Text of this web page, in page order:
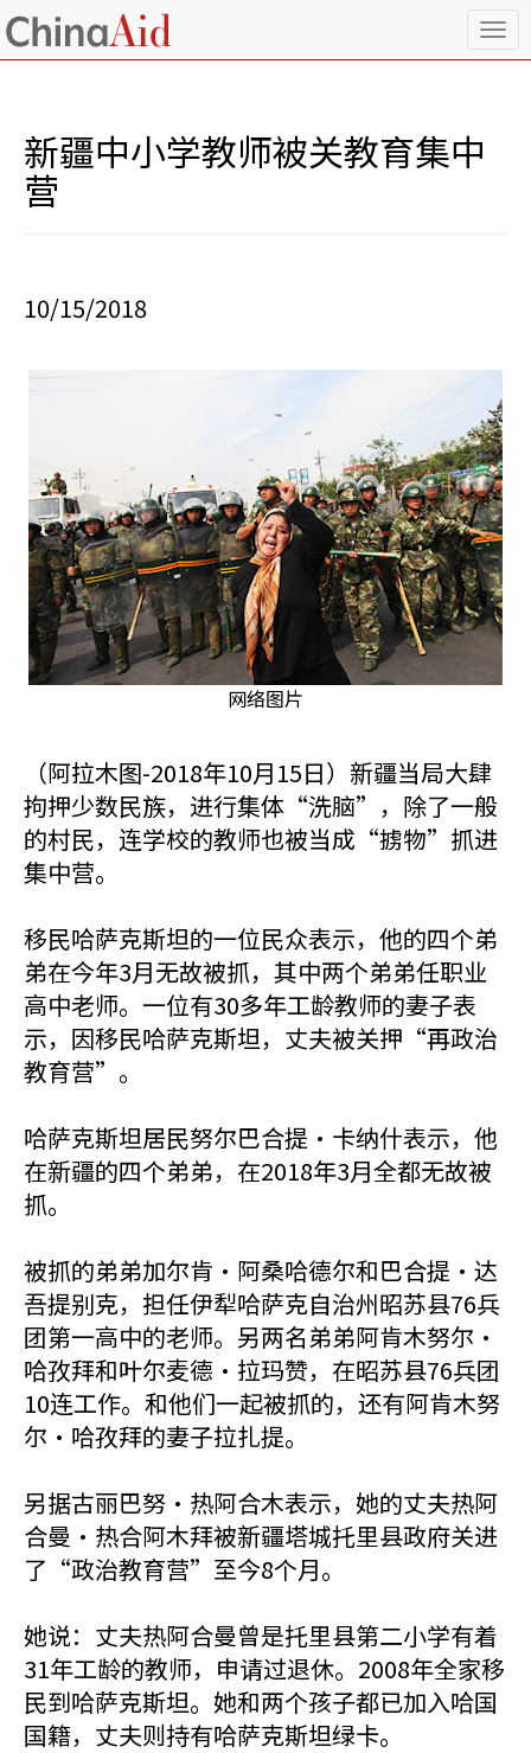
T
o
o
新疆中小学教师被关教育集中
营
10/15/2018
网络图片
（阿拉木图-2018年10月15日）新疆当局大肆
拘押少数民族，进行集体“洗脑”，除了一般
的村民，连学校的教师也被当成“掳物”抓进
集中营。
移民哈萨克斯坦的一位民众表示，他的四个弟
弟在今年3月无故被抓，其中两个弟弟任职业
高中老师。一位有30多年工龄教师的妻子表
示，因移民哈萨克斯坦，丈夫被关押“再政治
教育营”。
哈萨克斯坦居民努尔巴合提·卡纳什表示，他
在新疆的四个弟弟，在2018年3月全都无故被
抓。
被抓的弟弟加尔肯·阿桑哈德尔和巴合提·达
吾提别克，担任伊犁哈萨克自治州昭苏县76兵
团第一高中的老师。另两名弟弟阿肯木努尔·
哈孜拜和叶尔麦德·拉玛赞，在昭苏县76兵团
10连工作。和他们一起被抓的，还有阿肯木努
尔·哈孜拜的妻子拉扎提。
另据古丽巴努·热阿合木表示，她的丈夫热阿
合曼·热合阿木拜被新疆塔城托里县政府关进
了“政治教育营”至今8个月。
她说：丈夫热阿合曼曾是托里县第二小学有着
31年工龄的教师，申请过退休。2008年全家移
民到哈萨克斯坦。她和两个孩子都已加入哈国
国籍，丈夫则持有哈萨克斯坦绿卡。